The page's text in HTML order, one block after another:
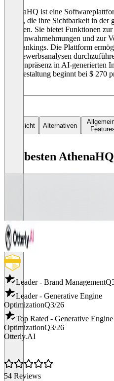
AthenaHQ ist eine
richtet, die ihre Sichtbarkeit in
möchten. Sie bietet Funktionen
Markenwahrnehmungen und zur
Suchrankings. Die Plattform
Wettbewerbsanalysen
Markenpräsenz in AI-generierten
Preisgestaltung beginnt bei $ 270
Übersicht Alternativen
Die besten
Leader - Brand Management
Leader - Generative Engine
OptimizationQ3/26
Top Rated - Generative Engine
OptimizationQ3/26
Otterly.AI
54 Reviews